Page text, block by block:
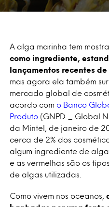
A alga marinha tem
como ingrediente,
lançamentos recentes
mas agora ela também
mercado global de
acordo com o Banco
Produto (GNPD _ Global
da Mintel, de janeiro de
cerca de 2% dos
algum ingrediente de
e as vermelhas são os
de algas utilizadas.
Como vivem nos oceanos,